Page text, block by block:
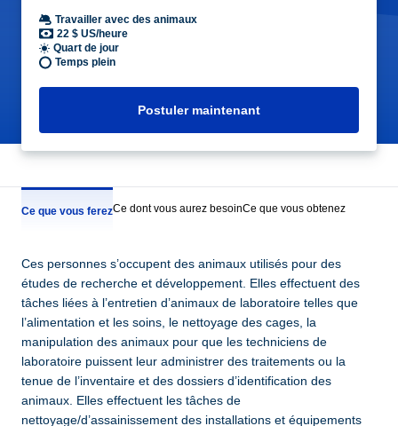
Travailler avec des animaux
22 $ US/heure
Quart de jour
Temps plein
Postuler maintenant
Ce que vous ferezCe dont vous aurez besoinCe que vous obtenez
Ces personnes s’occupent des animaux utilisés pour des
études de recherche et développement. Elles effectuent des
tâches liées à l’entretien d’animaux de laboratoire telles que
l’alimentation et les soins, le nettoyage des cages, la
manipulation des animaux pour que les techniciens de
laboratoire puissent leur administrer des traitements ou la
tenue de l’inventaire et des dossiers d’identification des
animaux. Elles effectuent les tâches de
nettoyage/d’assainissement des installations et équipements